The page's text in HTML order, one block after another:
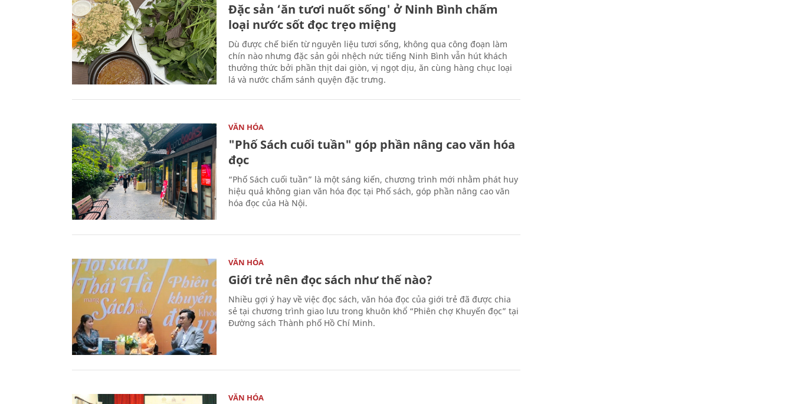
Đặc sản ‘ăn tươi nuốt sống' ở Ninh Bình chấm
loại nước sốt đọc trẹo miệng
Dù được chế biến từ nguyên liệu tươi sống, không qua công đoạn làm
chín nào nhưng đặc sản gỏi nhệch nức tiếng Ninh Bình vẫn hút khách
thưởng thức bởi phần thịt dai giòn, vị ngọt dịu, ăn cùng hàng chục loại
lá và nước chấm sánh quyện đặc trưng.
VĂN HÓA
"Phố Sách cuối tuần" góp phần nâng cao văn hóa
đọc
“Phố Sách cuối tuần” là một sáng kiến, chương trình mới nhằm phát huy
hiệu quả không gian văn hóa đọc tại Phố sách, góp phần nâng cao văn
hóa đọc của Hà Nội.
VĂN HÓA
Giới trẻ nên đọc sách như thế nào?
Nhiều gợi ý hay về việc đọc sách, văn hóa đọc của giới trẻ đã được chia
sẻ tại chương trình giao lưu trong khuôn khổ “Phiên chợ Khuyến đọc” tại
Đường sách Thành phố Hồ Chí Minh.
VĂN HÓA